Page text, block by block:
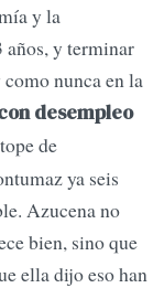
y la
años, y terminar
nunca en la
desempleo
de
ya seis
Azucena no
bien, sino que
ella dijo eso han